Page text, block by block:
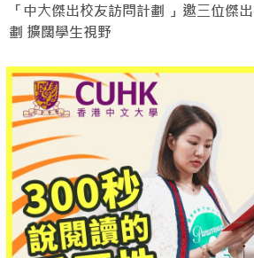
「中大傑出校友訪問計劃 」邀三位傑
劃 擴闊學生視野